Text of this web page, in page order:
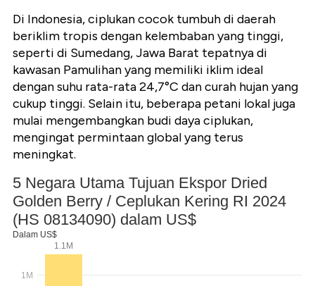
Di Indonesia, ciplukan cocok tumbuh di daerah
beriklim tropis dengan kelembaban yang tinggi,
seperti di Sumedang, Jawa Barat tepatnya di
kawasan Pamulihan yang memiliki iklim ideal
dengan suhu rata-rata 24,7°C dan curah hujan yang
cukup tinggi. Selain itu, beberapa petani lokal juga
mulai mengembangkan budi daya ciplukan,
mengingat permintaan global yang terus
meningkat.